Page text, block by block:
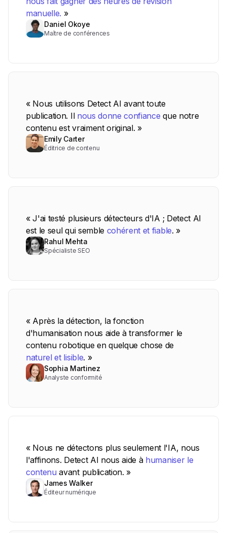
manuelle. »
Daniel Okoye
Maître de conférences
« Nous utilisons Detect AI avant toute
publication. Il nous donne confiance que notre
contenu est vraiment original. »
Emily Carter
Éditrice de contenu
« J'ai testé plusieurs détecteurs d'IA ; Detect AI
est le seul qui semble cohérent et fiable. »
Rahul Mehta
Spécialiste SEO
« Après la détection, la fonction
d'humanisation nous aide à transformer le
contenu robotique en quelque chose de
naturel et lisible. »
Sophia Martinez
Analyste conformité
« Nous ne détectons plus seulement l'IA, nous
l'affinons. Detect AI nous aide à humaniser le
contenu avant publication. »
James Walker
Éditeur numérique